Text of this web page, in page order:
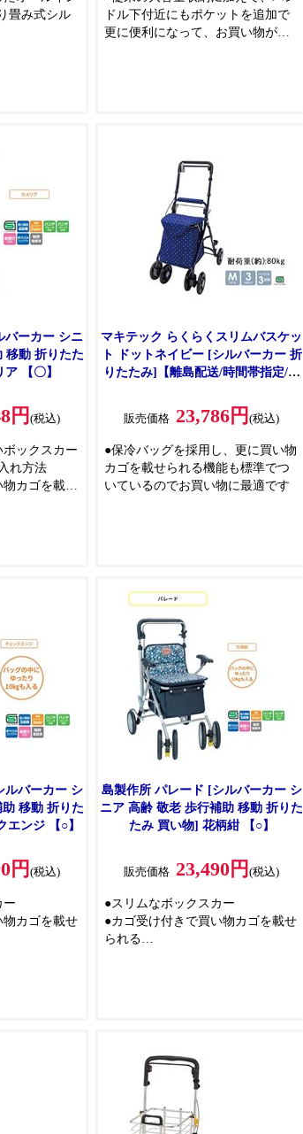
畳み式シル
デザインが
門チームが
量であり、
り心地を提
段階折畳機
りません、
テッキホル
ノーパンク
器品質管理
場で生産
ドル下付近にもポケットを追加で
更に便利になって、お買い物が快
バーカー シニ
【〇】
円 (税込)
ックスカー
れ方法
カゴを載せ
きる方が、
るよう補助
マキテック らくらくスリムバスケッ
ト ドットネイビー [シルバーカー 折
りたたみ]【離島配送/時間帯指定/同
可】
販売価格 23,786円 (税込)
●保冷バッグを採用し、更に買い物
カゴを載せられる機能も標準でつ
いているのでお買い物に最適です
ルバーカー シ
た
ンジ 【○】
円 (税込)
ー
物カゴを載せ
島製作所 パレード [シルバーカー シ
ニア 高齢 敬老 歩行補助 移動 折りた
たみ 買い物] 花柄紺 【○】
販売価格 23,490円 (税込)
●スリムなボックスカー
●カゴ受け付きで買い物カゴを載せ
られる